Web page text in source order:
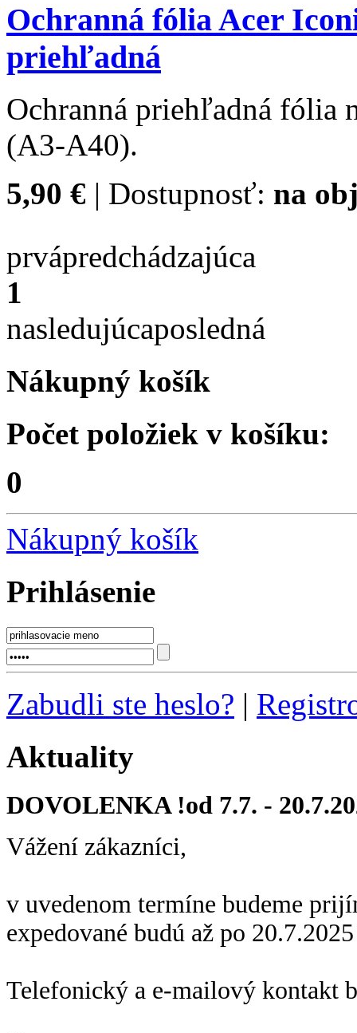
Ochranná fólia Acer
priehľadná
Ochranná priehľadná fólia
(A3-A40).
5,90 € | Dostupnosť: na
prvápredchádzajúca
1
nasledujúcaposledná
Nákupný košík
Počet položiek v košíku:
0
Nákupný košík
Prihlásenie
Zabudli ste heslo? |
Aktuality
DOVOLENKA !od 7.7. -
Vážení zákazníci,
v uvedenom termíne budeme
expedované budú až po
Telefonický a e-mailový kontakt